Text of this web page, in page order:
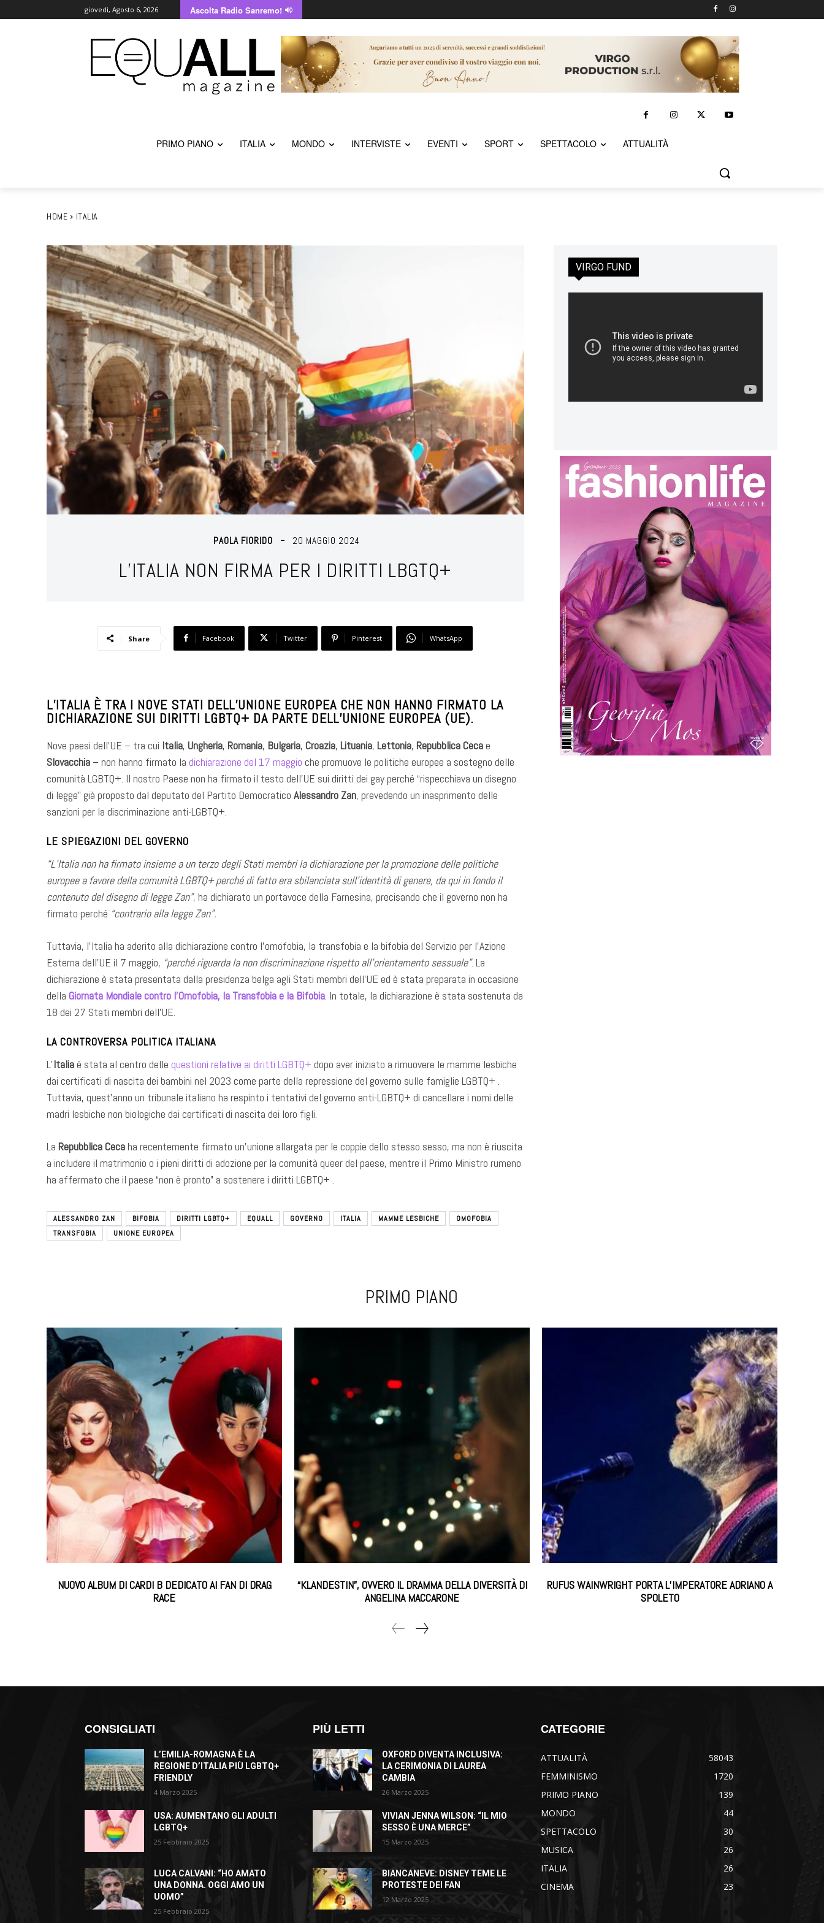
giovedì, Agosto 6, 2026 Ascolta Radio Sanremo!
PRIMO PIANO ITALIA MONDO INTERVISTE EVENTI SPORT SPETTACOLO ATTUALITÀ
HOME ITALIA
PAOLA FIORIDO 20 MAGGIO 2024
L’ITALIA NON FIRMA PER I DIRITTI LBGTQ+
Share Facebook Twitter Pinterest WhatsApp
L’ITALIA È TRA I NOVE STATI DELL’UNIONE EUROPEA CHE NON HANNO FIRMATO LA
DICHIARAZIONE SUI DIRITTI LGBTQ+ DA PARTE DELL’UNIONE EUROPEA (UE).
Nove paesi dell’UE – tra cui Italia, Ungheria, Romania, Bulgaria, Croazia, Lituania, Lettonia, Repubblica Cecae
Slovacchia – non hanno firmato la dichiarazione del 17 maggio che promuove le politiche europee a sostegno delle
comunità LGBTQ+. Il nostro Paese non ha firmato il testo dell’UE sui diritti dei gay perché “rispecchiava un disegno
di legge” già proposto dal deputato del Partito Democratico Alessandro Zan, prevedendo un inasprimento delle
sanzioni per la discriminazione anti-LGBTQ+.
LE SPIEGAZIONI DEL GOVERNO
“L’Italia non ha firmato insieme a un terzo degli Stati membri la dichiarazione per la promozione delle politiche
europee a favore della comunità LGBTQ+ perché di fatto era sbilanciata sull’identità di genere, da qui in fondo il
contenuto del disegno di legge Zan”, ha dichiarato un portavoce della Farnesina, precisando che il governo non ha
firmato perché “contrario alla legge Zan”.
Tuttavia, l’Italia ha aderito alla dichiarazione contro l’omofobia, la transfobia e la bifobia del Servizio per l’Azione
Esterna dell’UE il 7 maggio, “perché riguarda la non discriminazione rispetto all’orientamento sessuale”. La
dichiarazione è stata presentata dalla presidenza belga agli Stati membri dell’UE ed è stata preparata in occasione
della Giornata Mondiale contro l’Omofobia, la Transfobia e la Bifobia. In totale, la dichiarazione è stata sostenuta da
18 dei 27 Stati membri dell’UE.
LA CONTROVERSA POLITICA ITALIANA
L’Italiaè stata al centro delle questioni relative ai diritti LGBTQ+ dopo aver iniziato a rimuovere le mamme lesbiche
dai certificati di nascita dei bambini nel 2023 come parte della repressione del governo sulle famiglie LGBTQ+ .
Tuttavia, quest’anno un tribunale italiano ha respinto i tentativi del governo anti-LGBTQ+ di cancellare i nomi delle
madri lesbiche non biologiche dai certificati di nascita dei loro figli.
La Repubblica Cecaha recentemente firmato un’unione allargata per le coppie dello stesso sesso, ma non è riuscita
a includere il matrimonio o i pieni diritti di adozione per la comunità queer del paese, mentre il Primo Ministro rumeno
ha affermato che il paese “non è pronto” a sostenere i diritti LGBTQ+ .
ALESSANDRO ZAN BIFOBIA DIRITTI LGBTQ+ EQUALL GOVERNO ITALIA MAMME LESBICHE
OMOFOBIA
TRANSFOBIA
UNIONE EUROPEA
VIRGO FUND
PRIMO PIANO
NUOVO ALBUM DI CARDI B DEDICATO AI FAN DI DRAG
RACE
“KLANDESTIN”, OVVERO IL DRAMMA DELLA DIVERSITÀ DI
ANGELINA MACCARONE
RUFUS WAINWRIGHT PORTA L’IMPERATORE ADRIANO A
SPOLETO
CONSIGLIATI
L’EMILIA-ROMAGNA È LA
REGIONE D’ITALIA PIÙ LGBTQ+
FRIENDLY
4 Marzo 2025
USA: AUMENTANO GLI ADULTI
LGBTQ+
25 Febbraio 2025
LUCA CALVANI: “HO AMATO
UNA DONNA. OGGI AMO UN
UOMO”
25 Febbraio 2025
PIÙ LETTI
OXFORD DIVENTA INCLUSIVA:
LA CERIMONIA DI LAUREA
CAMBIA
26 Marzo 2025
VIVIAN JENNA WILSON: “IL MIO
SESSO È UNA MERCE”
15 Marzo 2025
BIANCANEVE: DISNEY TEME LE
PROTESTE DEI FAN
12 Marzo 2025
CATEGORIE
ATTUALITÀ
58043
FEMMINISMO
1720
PRIMO PIANO
139
MONDO
44
SPETTACOLO
30
MUSICA
26
ITALIA
26
CINEMA
23